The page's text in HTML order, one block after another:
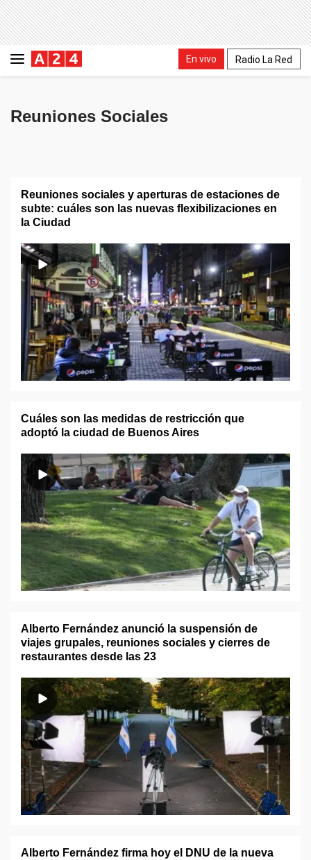
En vivo Radio La Red
Reuniones Sociales
Reuniones sociales y aperturas de estaciones de
subte: cuáles son las nuevas flexibilizaciones en
la Ciudad
Cuáles son las medidas de restricción que
adoptó la ciudad de Buenos Aires
Alberto Fernández anunció la suspensión de
viajes grupales, reuniones sociales y cierres de
restaurantes desde las 23
Alberto Fernández firma hoy el DNU de la nueva